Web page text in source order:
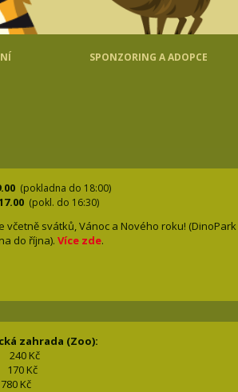
SPONZORING A ADOPCE
(pokladna do 18:00)
(pokl. do 16:30)
včetně svátků, Vánoc a Nového roku! (DinoPark
do října). Více zde.
zahrada (Zoo):
240 Kč
170 Kč
Kč